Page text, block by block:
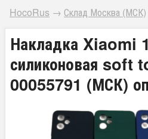
HocoRus → Склад Москва (МСК)
Накладка Xiaomi
силиконовая soft
00055791 (МСК)